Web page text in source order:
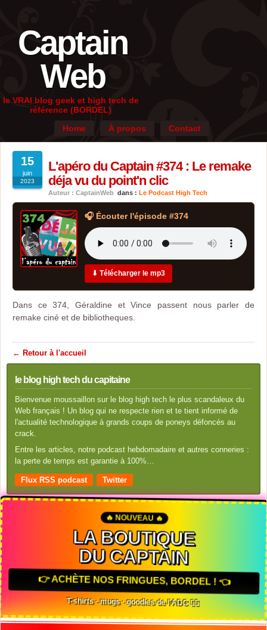
Captain
Web
le VRAI blog geek et high tech de
référence (BORDEL)
Home
À propos Contact
15
juin
2023
L'apéro du Captain #374 : Le remake
déja vu du point'n clic
Auteur : CaptainWeb dans : Le Podcast High Tech
🎧 Écouter l'épisode #374
⬇ Télécharger le mp3
Dans ce 374, Géraldine et Vince passent nous parler de
remake ciné et de bibliotheques.
← Retour à l'accueil
le blog high tech du capitaine
Bienvenue moussaillon sur le blog high tech le plus scandaleux du
Web français ! Un blog qui ne respecte rien et te tient informé de
l'actualité technologique à grands coups de poneys défoncés au
crack.
Entre les articles, notre podcast hebdomadaire et autres conneries :
la perte de temps est garantie à 100%…
Flux RSS podcast Twitter
🔥 NOUVEAU 🔥
LA BOUTIQUE
DU CAPTAIN
👉 ACHÈTE NOS FRINGUES, BORDEL ! 👈
T-shirts · mugs · goodies de l'ADC 🏴‍☠️